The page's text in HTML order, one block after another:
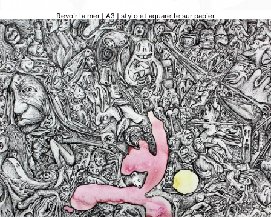
Revoir la mer | A3 | stylo et aquarelle sur papier